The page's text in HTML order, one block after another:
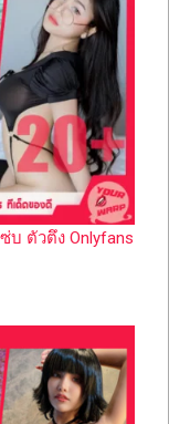
บ ตัวตึง Onlyfans